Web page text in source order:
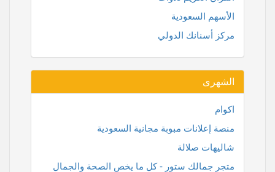
الأسهم السعودية
مركز أسنانك الدولي
الشهرى
اكوام
منصة إعلانات مبوبة مجانية السعودية
شاليهات صلالة
متجر جمالك ستور - كل ما يخص الصحة والجمال